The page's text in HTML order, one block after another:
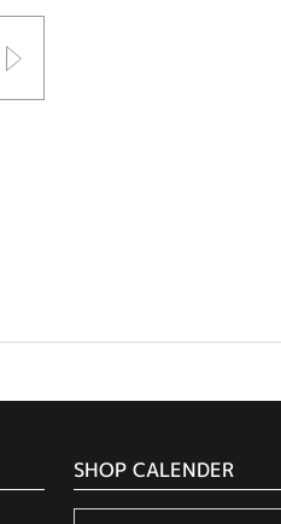
SHOP CALENDER